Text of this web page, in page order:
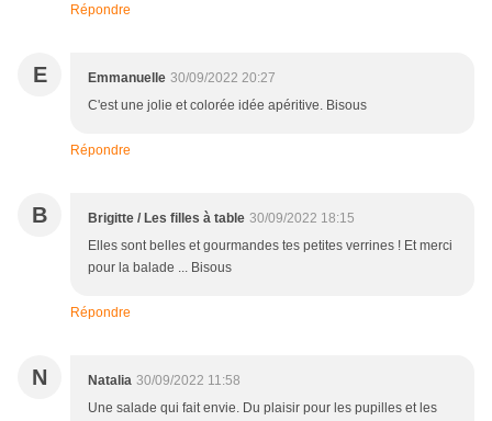
Répondre
E Emmanuelle 30/09/2022 20:27
C'est une jolie et colorée idée apéritive. Bisous
Répondre
B Brigitte / Les filles à table 30/09/2022 18:15
Elles sont belles et gourmandes tes petites verrines ! Et merci
pour la balade ... Bisous
Répondre
N Natalia 30/09/2022 11:58
Une salade qui fait envie. Du plaisir pour les pupilles et les